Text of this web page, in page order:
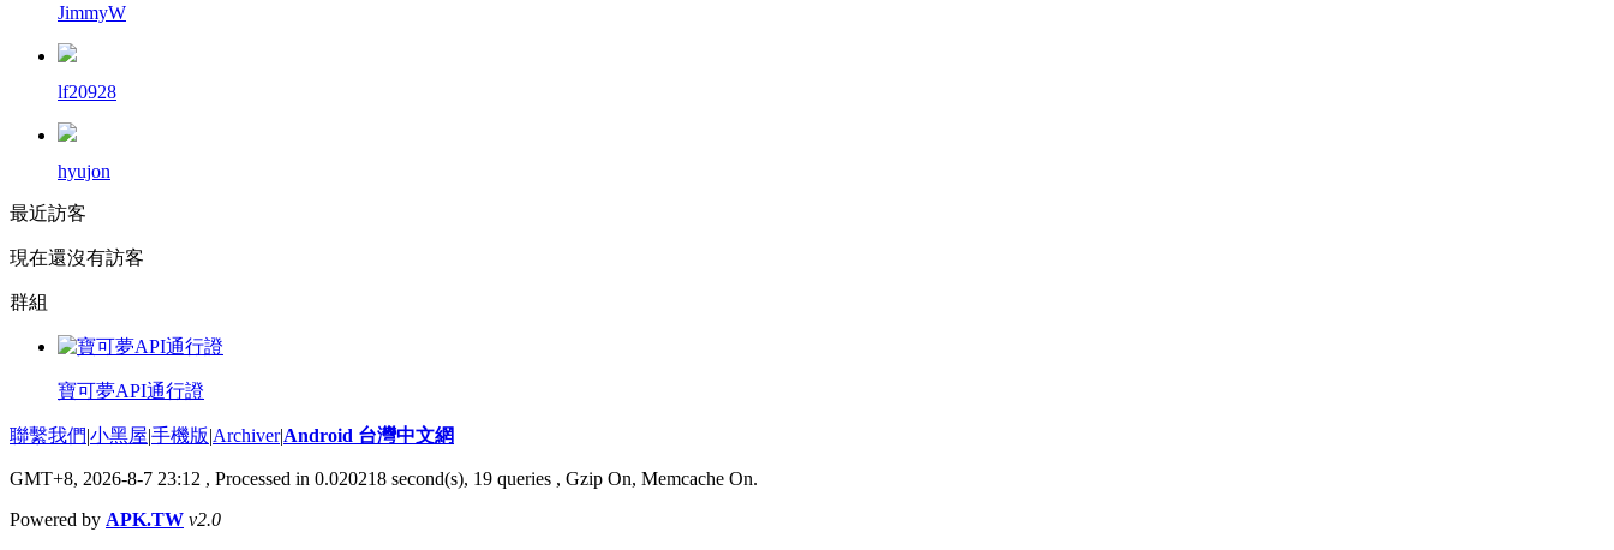
JimmyW
lf20928
hyujon
最近訪客
現在還沒有訪客
群組
寶可夢API通行證
聯繫我們|小黑屋|手機版|Archiver|Android 台灣中文網
GMT+8, 2026-8-7 23:12 , Processed in 0.020218 second(s), 19 queries , Gzip On, Memcache On.
Powered by APK.TW v2.0